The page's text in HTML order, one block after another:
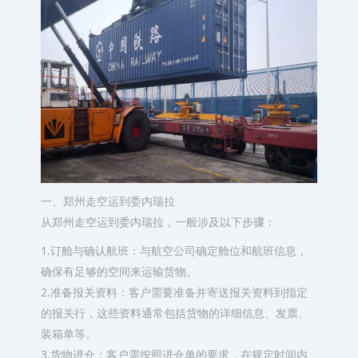
一、郑州走空运到委内瑞拉
从郑州走空运到委内瑞拉，一般涉及以下步骤：
1.订舱与确认航班：与航空公司确定舱位和航班信息，
确保有足够的空间来运输货物。
2.准备报关资料：客户需要准备并寄送报关资料到指定
的报关行，这些资料通常包括货物的详细信息、发票、
装箱单等。
3.货物进仓：客户需按照进仓单的要求，在规定时间内